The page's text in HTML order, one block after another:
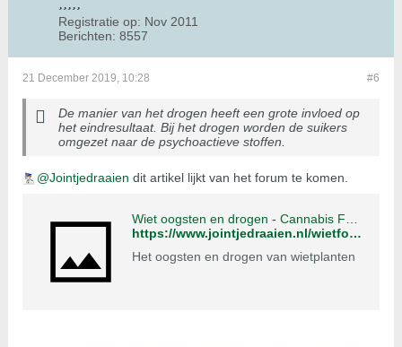
Registratie op: Nov 2011
Berichten: 8557
#6
21 December 2019, 10:28
De manier van het drogen heeft een grote invloed op
het eindresultaat. Bij het drogen worden de suikers
omgezet naar de psychoactieve stoffen.
Jointjedraaien dit artikel lijkt van het forum te komen.
https://www.jointjedraaien.nl/wietforum/articles/wiet-kweken/1267249-wiet-oogsten-drogen
Het oogsten en drogen van wietplanten